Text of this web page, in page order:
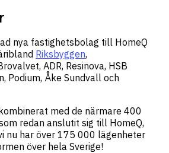
nya fastighetsbolag till HomeQ
Riksbyggen,
ADR, Resinova, HSB
Podium, Åke Sundvall och
med de närmare 400
redan anslutit sig till HomeQ,
nu har över 175 000 lägenheter
över hela Sverige!